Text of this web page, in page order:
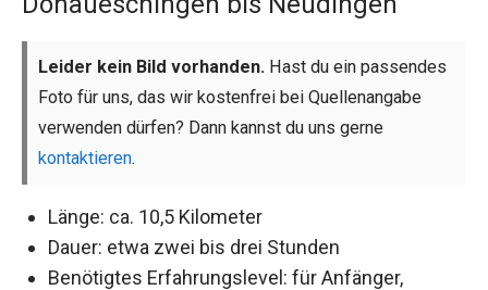
Leider kein Bild vorhanden. Hast du ein passendes
Foto für uns, das wir kostenfrei bei Quellenangabe
verwenden dürfen? Dann kannst du uns gerne
kontaktieren.
Länge: ca. 10,5 Kilometer
Dauer: etwa zwei bis drei Stunden
Benötigtes Erfahrungslevel: für Anfänger,